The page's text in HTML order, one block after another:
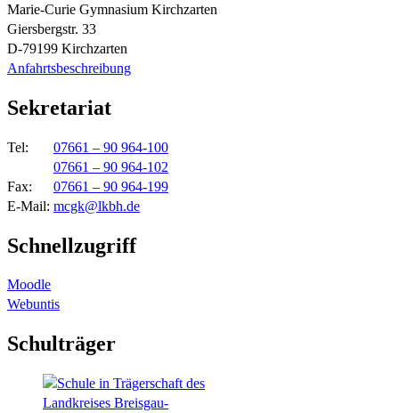
Marie-Curie Gymnasium Kirchzarten
Giersbergstr. 33
D-79199 Kirchzarten
Anfahrtsbeschreibung
Sekretariat
Tel: 07661 – 90 964-100
07661 – 90 964-102
Fax: 07661 – 90 964-199
E-Mail: mcgk@lkbh.de
Schnellzugriff
Moodle
Webuntis
Schulträger